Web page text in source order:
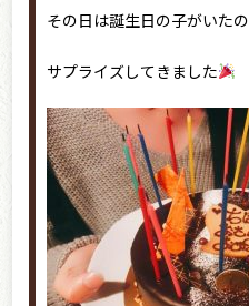
その日は誕生日の子がいた
サプライズしてきました